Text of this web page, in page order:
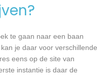
te gaan naar een baan
je daar voor verschillende
eens op de site van
instantie is daar de